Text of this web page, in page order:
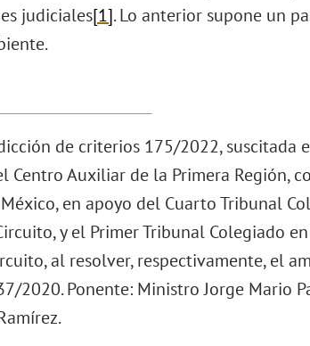
judiciales[1]. Lo anterior supone un
de criterios 175/2022, suscitada
Centro Auxiliar de la Primera Región,
en apoyo del Cuarto Tribunal
y el Primer Tribunal Colegiado
al resolver, respectivamente, el
2020. Ponente: Ministro Jorge Mario